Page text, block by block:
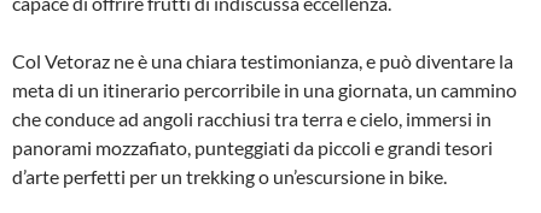
Col Vetoraz ne è una chiara testimonianza, e può diventare la
meta di un itinerario percorribile in una giornata, un cammino
che conduce ad angoli racchiusi tra terra e cielo, immersi in
panorami mozzafiato, punteggiati da piccoli e grandi tesori
d’arte perfetti per un trekking o un’escursione in bike.